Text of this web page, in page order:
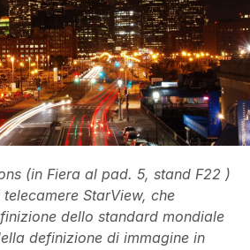
(in Fiera al pad. 5, stand F22 )
StarView, che
dello standard mondiale
definizione di immagine in